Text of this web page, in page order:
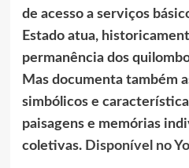
de acesso a serviços
Estado atua,
permanência dos
Mas documenta também
simbólicos e
paisagens e memórias
coletivas. Disponível no